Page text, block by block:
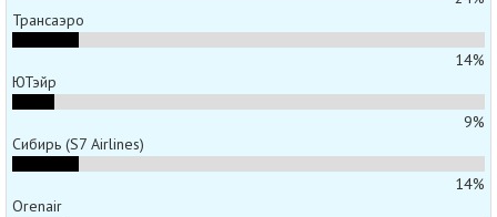
Трансаэро
14%
ЮТэйр
9%
Сибирь (S7 Airlines)
14%
Orenair